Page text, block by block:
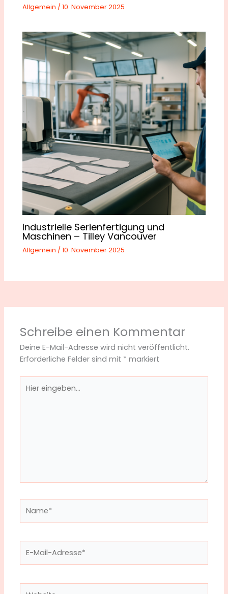
Allgemein /10. November 2025
Industrielle Serienfertigung und
Maschinen – Tilley Vancouver
Allgemein /10. November 2025
Schreibe einen Kommentar
Deine E-Mail-Adresse wird nicht veröffentlicht.
Erforderliche Felder sind mit * markiert
eingeben…
Mail-